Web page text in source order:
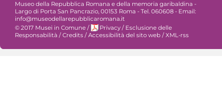
Museo della Repubblica Romana e della memoria garibaldina -
Largo di Porta San Pancrazio, 00153 Roma - Tel. 060608 - Email:
info@museodellarepubblicaromana.it
© 2017 Musei in Comune / Privacy / Esclusione delle
Responsabilità / Credits / Accessibilità del sito web / XML-rss